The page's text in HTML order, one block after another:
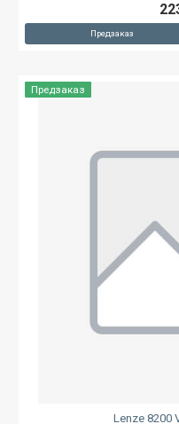
Предзаказ
Предзаказ
Lenze 8200